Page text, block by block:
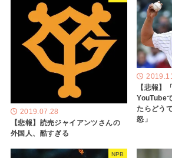
2019.07.28
【悲報】読売ジャイアンツさんの
外国人、酷すぎる
【悲報】
YouTube
たらどう
怒」
NPB